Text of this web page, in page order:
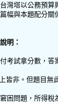
灣塔以公務預
幅與本題配分關
明：
考試拿分數，
皆非。但題目無
困問題，所得